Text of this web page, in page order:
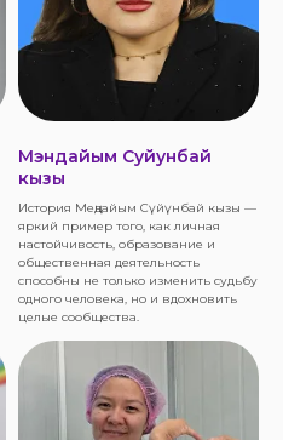
Мэндайым Суйунбай
кызы
История Меңдайым Сүйүнбай кызы —
яркий пример того, как личная
настойчивость, образование и
общественная деятельность
способны не только изменить судьбу
одного человека, но и вдохновить
целые сообщества.